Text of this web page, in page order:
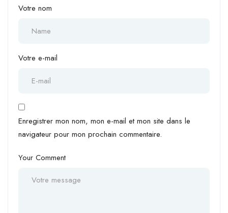
Votre nom
Votre e-mail
Enregistrer mon nom, mon e-mail et mon site dans le
navigateur pour mon prochain commentaire.
Your Comment